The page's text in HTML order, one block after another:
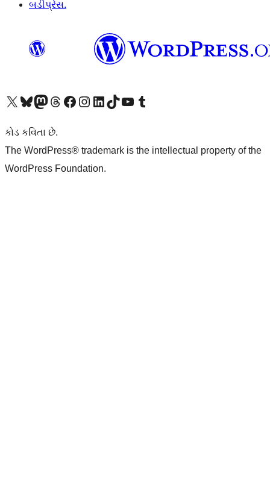
બડીપ્રેસ.
અમારા X (અગાઉ ટ્વિટર) એકાઉન્ટની મુલાકાત લોઅમારા Bluesky એકાઉન્ટની મુલાકાત લોઅમારા માસ્ટોડોન એકાઉન્ટની મુલાકાત લોઅમારા Threads એકાઉન્ટની મુલાકાત લો અમારા ફેસબુક પેજની મુલાકાત લોઅમારા ઇન્સ્ટાગ્રામ એકાઉન્ટની મુલાકાત લો અમારા LinkedIn એકાઉન્ટની મુલાકાત લોઅમારા TikTok એકાઉન્ટની મુલાકાત લોઅમારી YouTube ચેનલની મુલાકાત લો અમારા Tumblr એકાઉન્ટની મુલાકાત લો
કોડ કવિતા છે.
The WordPress® trademark is the intellectual property of the
WordPress Foundation.